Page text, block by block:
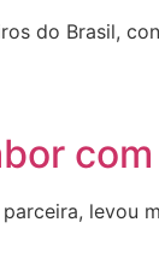
do Brasil,
levou